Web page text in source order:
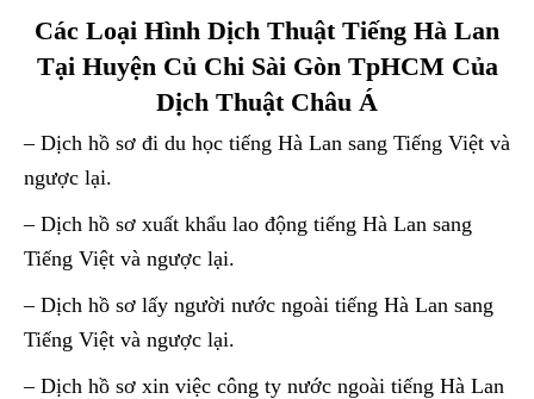
Các Loại Hình Dịch Thuật Tiếng Hà Lan
Tại Huyện Củ Chi Sài Gòn TpHCM Của
Dịch Thuật Châu Á
– Dịch hồ sơ đi du học tiếng Hà Lan sang Tiếng Việt và
ngược lại.
– Dịch hồ sơ xuất khẩu lao động tiếng Hà Lan sang
Tiếng Việt và ngược lại.
– Dịch hồ sơ lấy người nước ngoài tiếng Hà Lan sang
Tiếng Việt và ngược lại.
– Dịch hồ sơ xin việc công ty nước ngoài tiếng Hà Lan